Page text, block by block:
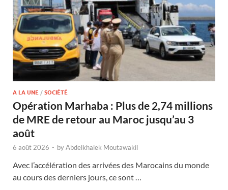
A LA UNE / SOCIÉTÉ
Opération Marhaba : Plus de 2,74 millions
de MRE de retour au Maroc jusqu’au 3
août
6 août 2026 - byAbdelkhalek Moutawakil
Avec l’accélération des arrivées des Marocains du monde
au cours des derniers jours, ce sont …